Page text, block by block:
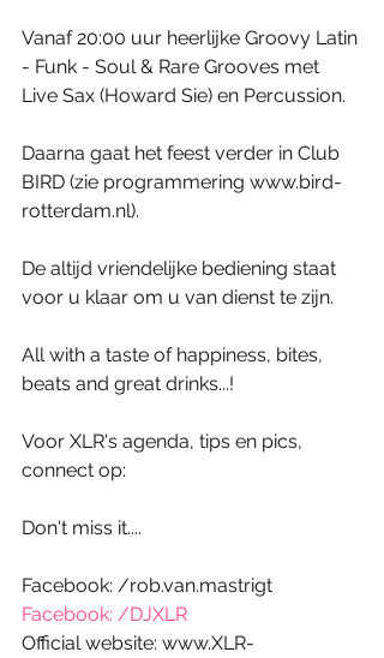
Vanaf 20:00 uur heerlijke Groovy Latin
- Funk - Soul & Rare Grooves met
Live Sax (Howard Sie) en Percussion.
Daarna gaat het feest verder in Club
BIRD (zie programmering www.bird-
rotterdam.nl).
De altijd vriendelijke bediening staat
voor u klaar om u van dienst te zijn.
All with a taste of happiness, bites,
beats and great drinks...!
Voor XLR's agenda, tips en pics,
connect op:
Don't miss it....
Facebook: /rob.van.mastrigt
Facebook: /DJXLR
Official website: www.XLR-